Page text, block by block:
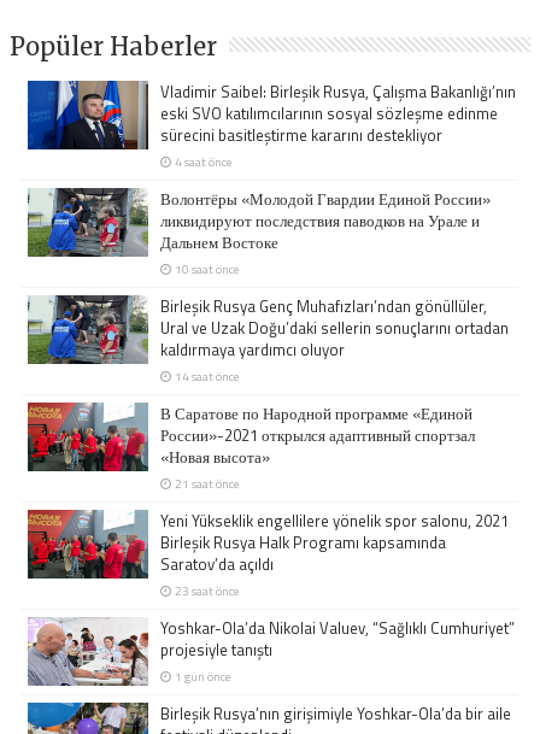
Popüler Haberler
Vladimir Saibel: Birleşik Rusya, Çalışma Bakanlığı’nın
eski SVO katılımcılarının sosyal sözleşme edinme
sürecini basitleştirme kararını destekliyor
4 saat önce
Волонтёры «Молодой Гвардии Единой России»
ликвидируют последствия паводков на Урале и
Дальнем Востоке
10 saat önce
Birleşik Rusya Genç Muhafızları’ndan gönüllüler,
Ural ve Uzak Doğu’daki sellerin sonuçlarını ortadan
kaldırmaya yardımcı oluyor
14 saat önce
В Саратове по Народной программе «Единой
России»-2021 открылся адаптивный спортзал
«Новая высота»
21 saat önce
Yeni Yükseklik engellilere yönelik spor salonu, 2021
Birleşik Rusya Halk Programı kapsamında
Saratov’da açıldı
23 saat önce
Yoshkar-Ola’da Nikolai Valuev, “Sağlıklı Cumhuriyet”
projesiyle tanıştı
1 gün önce
Birleşik Rusya’nın girişimiyle Yoshkar-Ola’da bir aile